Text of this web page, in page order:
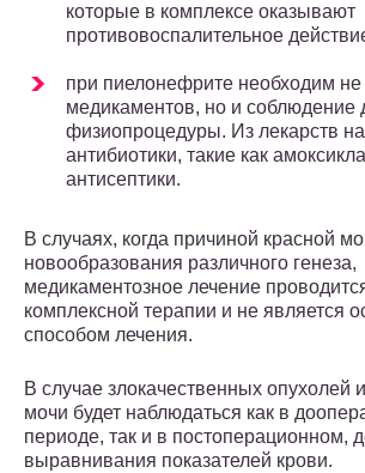
которые в комплексе оказывают
противовоспалительное
при пиелонефрите необходим не
медикаментов, но и соблюдение
физиопроцедуры. Из лекарств
антибиотики, такие как
антисептики.
В случаях, когда причиной красной
новообразования различного генеза,
медикаментозное лечение
комплексной терапии и не является
способом лечения.
В случае злокачественных опухолей
мочи будет наблюдаться как в
периоде, так и в постоперационном,
выравнивания показателей крови.